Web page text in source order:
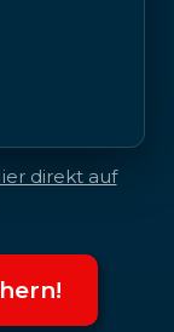
direkt auf